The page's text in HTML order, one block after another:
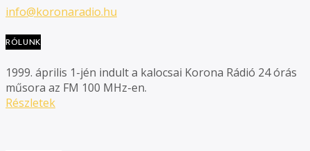
info@koronaradio.hu
RÓLUNK
1999. április 1-jén indult a kalocsai Korona Rádió 24 órás
műsora az FM 100 MHz-en.
Részletek